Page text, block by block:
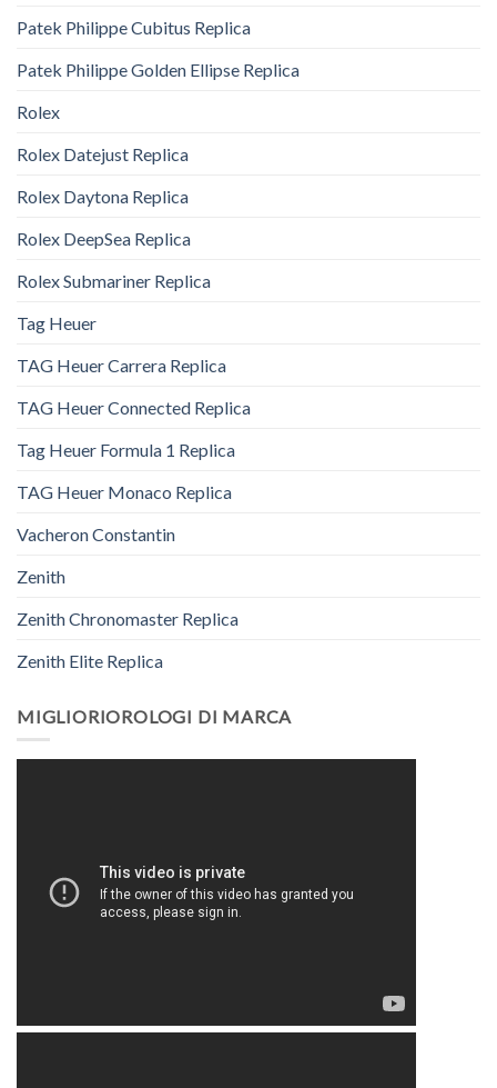
Patek Philippe Cubitus Replica
Patek Philippe Golden Ellipse Replica
Rolex
Rolex Datejust Replica
Rolex Daytona Replica
Rolex DeepSea Replica
Rolex Submariner Replica
Tag Heuer
TAG Heuer Carrera Replica
TAG Heuer Connected Replica
Tag Heuer Formula 1 Replica
TAG Heuer Monaco Replica
Vacheron Constantin
Zenith
Zenith Chronomaster Replica
Zenith Elite Replica
MIGLIORIOROLOGI DI MARCA